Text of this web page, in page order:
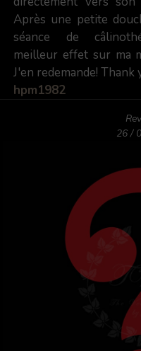
Après une petite
séance de
meilleur effet sur ma
J'en redemande!
hpm1982
26 /